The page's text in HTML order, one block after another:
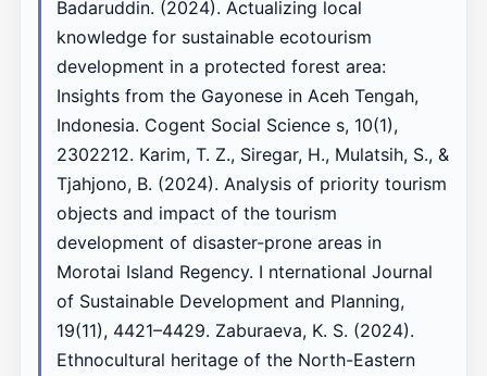
Badaruddin. (2024). Actualizing local
knowledge for sustainable ecotourism
development in a protected forest area:
Insights from the Gayonese in Aceh Tengah,
Indonesia. Cogent Social Science s, 10(1),
2302212. Karim, T. Z., Siregar, H., Mulatsih, S., &
Tjahjono, B. (2024). Analysis of priority tourism
objects and impact of the tourism
development of disaster-prone areas in
Morotai Island Regency. I nternational Journal
of Sustainable Development and Planning,
19(11), 4421–4429. Zaburaeva, K. S. (2024).
Ethnocultural heritage of the North-Eastern